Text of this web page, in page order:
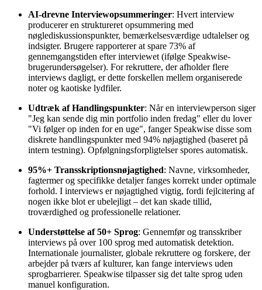
AI-drevne Interviewopsummeringer: Hvert interview
producerer en struktureret opsummering med
nøglediskussionspunkter, bemærkelsesværdige udtalelser og
indsigter. Brugere rapporterer at spare 73% af
gennemgangstiden efter interviewet (ifølge Speakwise-
brugerundersøgelser). For rekruttere, der afholder flere
interviews dagligt, er dette forskellen mellem organiserede
noter og kaotiske lydfiler.
Udtræk af Handlingspunkter: Når en interviewperson siger
"Jeg kan sende dig min portfolio inden fredag" eller du lover
"Vi følger op inden for en uge", fanger Speakwise disse som
diskrete handlingspunkter med 94% nøjagtighed (baseret på
intern testning). Opfølgningsforpligtelser spores automatisk.
95%+ Transskriptionsnøjagtighed: Navne, virksomheder,
fagtermer og specifikke detaljer fanges korrekt under optimale
forhold. I interviews er nøjagtighed vigtig, fordi fejlcitering af
nogen ikke blot er ubelejligt – det kan skade tillid,
troværdighed og professionelle relationer.
Understøttelse af 50+ Sprog: Gennemfør og transskriber
interviews på over 100 sprog med automatisk detektion.
Internationale journalister, globale rekruttere og forskere, der
arbejder på tværs af kulturer, kan fange interviews uden
sprogbarrierer. Speakwise tilpasser sig det talte sprog uden
manuel konfiguration.